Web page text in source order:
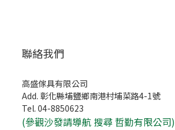
聯絡我們
高盛傢具有限公司
Add. 彰化縣埔鹽鄉南港村埔菜路4-1號
Tel. 04-8850623
(參觀沙發請導航 搜尋 哲勤有限公司)